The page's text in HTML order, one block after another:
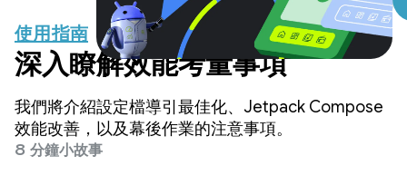
使用指南
深入瞭解效能考量事項
我們將介紹設定檔導引最佳化、Jetpack Compose
效能改善，以及幕後作業的注意事項。
8 分鐘小故事